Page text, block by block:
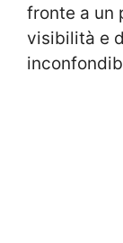
fronte a un
visibilità e